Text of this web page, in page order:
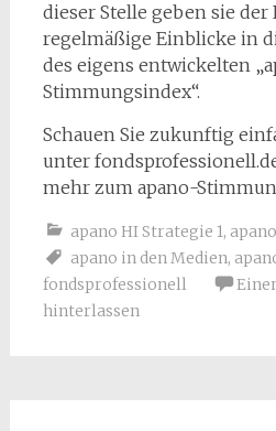
dieser Stelle geben sie
regelmäßige Einblicke in
des eigens entwickelten
Stimmungsindex“.
Schauen Sie zukunftig
unter
mehr zum apano-
apano HI Strategie 1,
apano in den Medien,
fondsprofessionell
hinterlassen